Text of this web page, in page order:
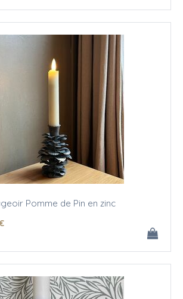
Pomme de Pin en zinc